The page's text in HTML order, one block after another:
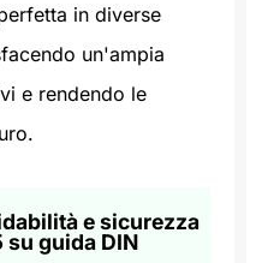
in diverse
un'ampia
e rendendo le
e sicurezza
guida DIN